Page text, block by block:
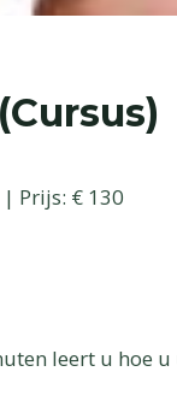
Prijs: € 130
leert u hoe